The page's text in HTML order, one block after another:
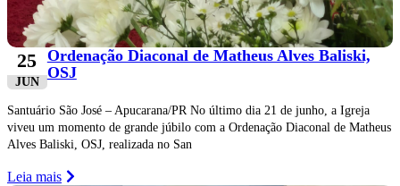
25
JUN
Ordenação Diaconal de Matheus Alves Baliski,
OSJ
Santuário São José – Apucarana/PR No último dia 21 de junho, a Igreja
viveu um momento de grande júbilo com a Ordenação Diaconal de Matheus
Alves Baliski, OSJ, realizada no San
Leia mais